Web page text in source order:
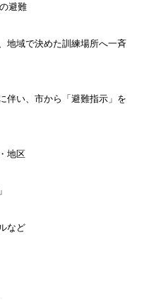
避難
地域で決めた訓練場所へ一斉
伴い、市から「避難指示」を
地区
など